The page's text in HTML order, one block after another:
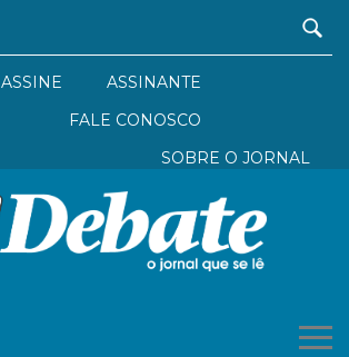
ASSINANTE
ASSINE
FALE CONOSCO
SOBRE O JORNAL